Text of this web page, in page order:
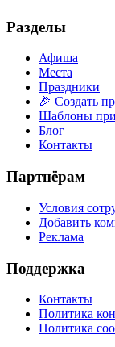
Разделы
Афиша
Места
Праздники
🎉 Создать
Шаблоны
Блог
Контакты
Партнёрам
Условия
Добавить
Реклама
Поддержка
Контакты
Политика
Политика